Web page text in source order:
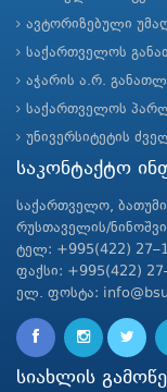
ავტორიზებული
საქართველოს
აჭარის ა.რ.
საქართველოს
უნივერსიტეტის
საკონტაქტო
საქართველო,
რუსთაველის/
ტელ: +995(422)
ფაქსი: +995(422)
ელ. ფოსტა:
სიახლის